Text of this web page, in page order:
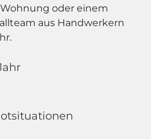
oder einem
aus Handwerkern